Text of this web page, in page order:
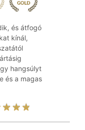
és átfogó
kínál,
hangsúlyt
és a magas